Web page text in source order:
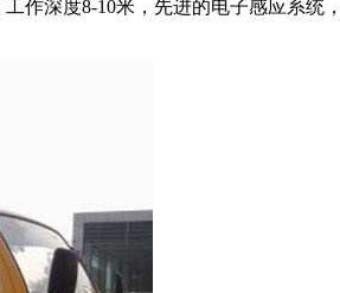
作深度8-10米，先进的电子感应系统